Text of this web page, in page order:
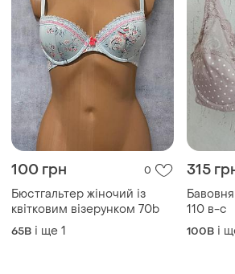
100 грн 0
Бюстгальтер жіночий із
квітковим візерунком 70b
65B і ще 1
315
110 в-с
100B і
Завантажуйте